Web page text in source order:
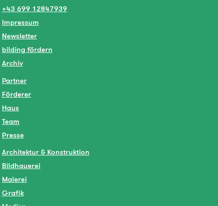
+43 699 12847939
Impressum
Newsletter
bilding fördern
Archiv
Partner
Förderer
Haus
Team
Presse
Architektur & Konstruktion
Bildhauerei
Malerei
Grafik